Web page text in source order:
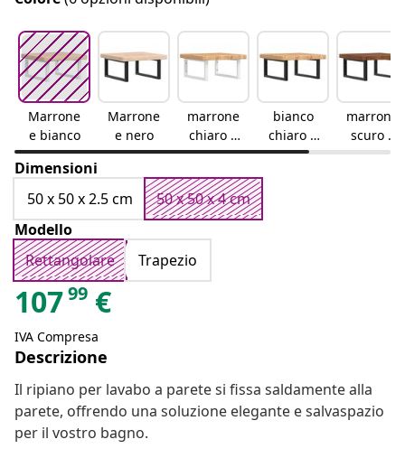
Marrone
e bianco
Marrone
e nero
marrone
chiaro e
bianco
bianco
chiaro e
nero
marrone
scuro e
nero
Dimensioni
50 x 50 x 2.5 cm
50 x 50 x 4 cm
Modello
Rettangolare
Trapezio
10799 €
IVA Compresa
Descrizione
Il ripiano per lavabo a parete si fissa saldamente alla
parete, offrendo una soluzione elegante e salvaspazio
per il vostro bagno.